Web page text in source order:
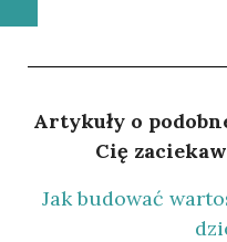
Artykuły o
Cię
Jak budować